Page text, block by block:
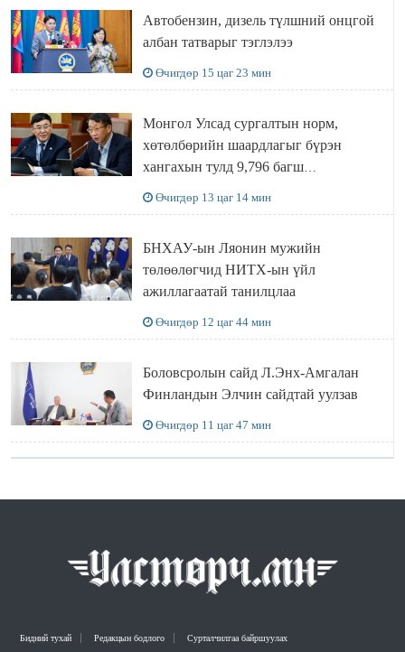
Автобензин, дизель түлшний онцгой
албан татварыг тэглэлээ
Өчигдөр 15 цаг 23 мин
Монгол Улсад сургалтын норм,
хөтөлбөрийн шаардлагыг бүрэн
хангахын тулд 9,796 багш
Өчигдөр 13 цаг 14 мин
БНХАУ-ын Ляонин мужийн
төлөөлөгчид НИТХ-ын үйл
ажиллагаатай танилцлаа
Өчигдөр 12 цаг 44 мин
Боловсролын сайд Л.Энх-Амгалан
Финландын Элчин сайдтай уулзав
Өчигдөр 11 цаг 47 мин
Бидний тухай Редакцын бодлого Сурталчилгаа байршуулах